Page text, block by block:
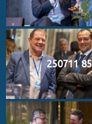
250711 85